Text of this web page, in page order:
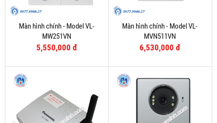
Màn hình chính - Model VL-
MW251VN
5,550,000 đ
Màn hình chính - Model VL-
MVN511VN
6,530,000 đ